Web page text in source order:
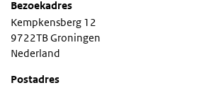
Bezoekadres
Kempkensberg 12
9722TB Groningen
Nederland
Postadres